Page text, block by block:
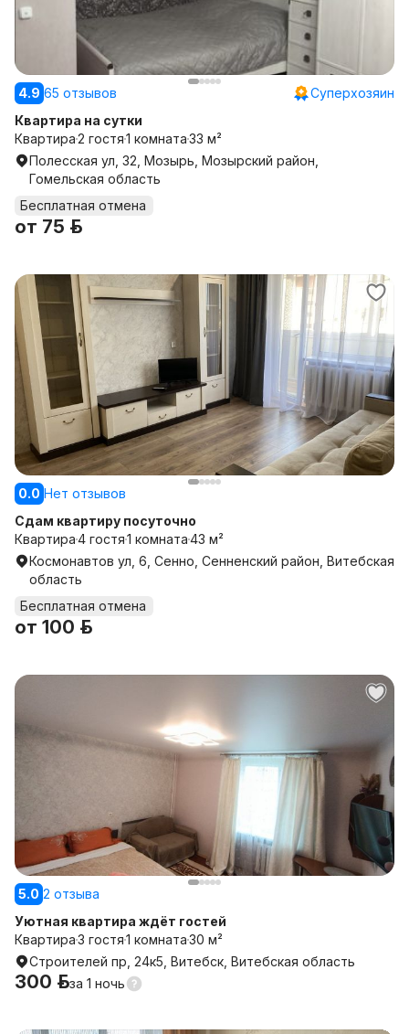
4.9 65 отзывов
Суперхозяин
Квартира на сутки
Квартира2 гостя1 комната33 м²
Полесская ул, 32, Мозырь, Мозырский район,
Гомельская область
Бесплатная отмена
от 75 р.
0.0 Нет отзывов
Сдам квартиру посуточно
Квартира4 гостя1 комната43 м²
Космонавтов ул, 6, Сенно, Сенненский район, Витебская
область
Бесплатная отмена
от 100 р.
5.0 2 отзыва
Уютная квартира ждёт гостей
Квартира3 гостя1 комната30 м²
Строителей пр, 24к5, Витебск, Витебская область
300 р.за 1 ночь